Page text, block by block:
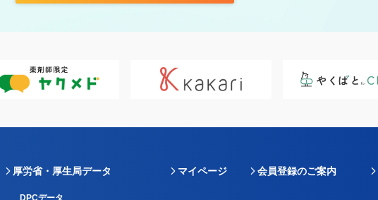
厚労省・厚生局データ
DPCデータ
マイページ 会員登録のご案内